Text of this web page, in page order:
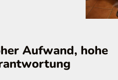
Aufwand, hohe